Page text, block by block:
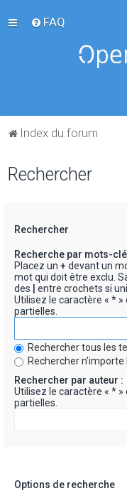
FAQ
Index du forum
Rechercher
Rechercher
Recherche par mots-
Placez un + devant un
mot qui doit être exclu.
des
entre crochets si
Utilisez le caractère « *
partielles.
Rechercher tous les
Rechercher
Rechercher par auteur :
Utilisez le caractère « *
partielles.
Options de recherche